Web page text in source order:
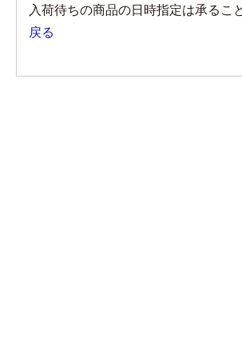
入荷待ちの商品の日時指定は承るこ
戻る